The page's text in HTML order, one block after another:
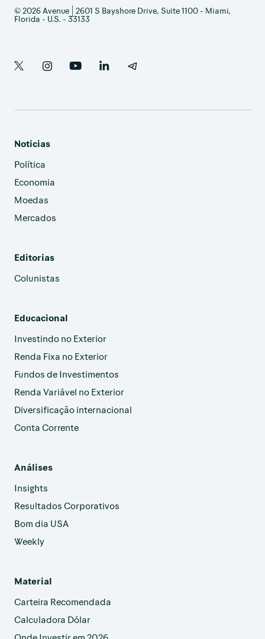
© 2026 Avenue | 2601 S Bayshore Drive, Suite 1100 - Miami,
Florida - U.S. - 33133
Noticias
Política
Economia
Moedas
Mercados
Editorias
Colunistas
Educacional
Investindo no Exterior
Renda Fixa no Exterior
Fundos de Investimentos
Renda Variável no Exterior
Diversificação internacional
Conta Corrente
Análises
Insights
Resultados Corporativos
Bom dia USA
Weekly
Material
Carteira Recomendada
Calculadora Dólar